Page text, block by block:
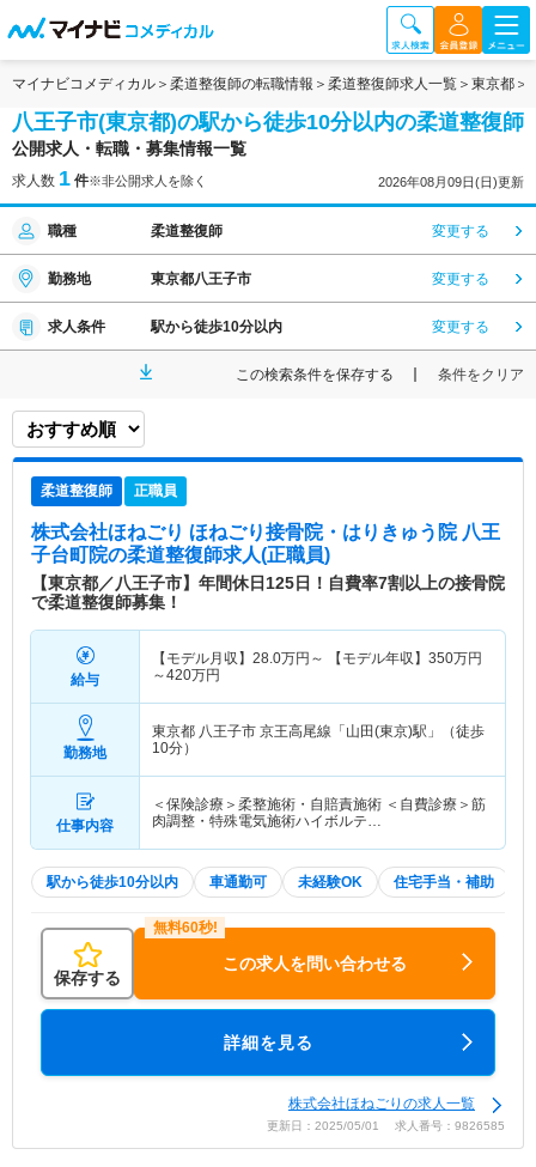
マイナビコメディカル 柔道整復師の転職情報 柔道整復師求人一覧 東京都
八王子市(東京都)の駅から徒歩10分以内の柔道整復師
公開求人・転職・募集情報一覧
求人数 1 件※非公開求人を除く 2026年08月09日(日)更新
職種 柔道整復師 変更する
勤務地 東京都八王子市 変更する
求人条件 駅から徒歩10分以内 変更する
この検索条件を保存する 条件をクリア
柔道整復師 正職員
株式会社ほねごり ほねごり接骨院・はりきゅう院 八王
子台町院の柔道整復師求人(正職員)
【東京都／八王子市】年間休日125日！自費率7割以上の接骨院
で柔道整復師募集！
給与
【モデル月収】 28.0万円～ 【モデル年収】 350万円
～420万円
勤務地
東京都 八王子市 京王高尾線「山田(東京)駅」（徒歩
10分）
仕事内容
＜保険診療＞柔整施術・自賠責施術 ＜自費診療＞筋
肉調整・特殊電気施術ハイボルテ…
駅から徒歩10分以内 車通勤可 未経験OK 住宅手当・補助
保存する
この求人を問い合わせる
詳細を見る
株式会社ほねごりの求人一覧
更新日：2025/05/01 求人番号：9826585